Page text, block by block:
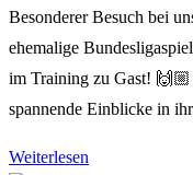
Besonderer Besuch bei
ehemalige
im Training zu Gast!
spannende Einblicke in
Weiterlesen